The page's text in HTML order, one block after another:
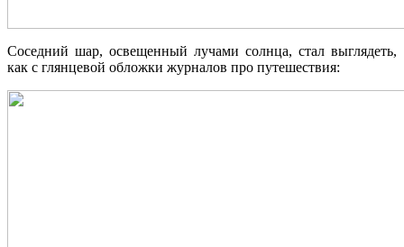
Соседний шар, освещенный лучами солнца, стал выглядеть,
как с глянцевой обложки журналов про путешествия: